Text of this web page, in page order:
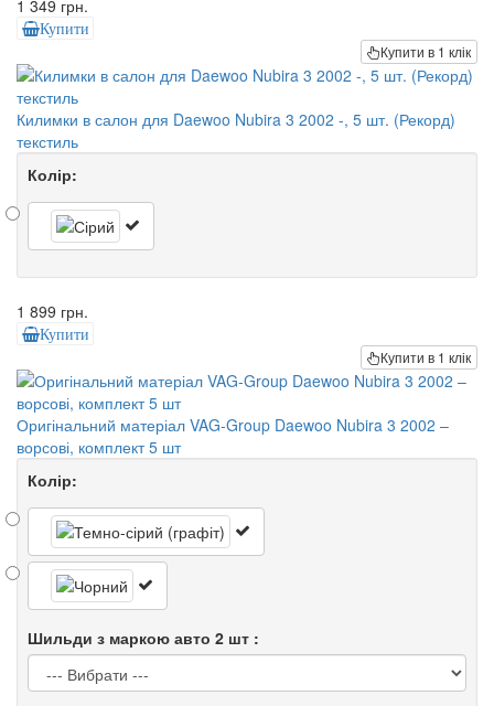
1 349 грн.
Купити
Купити в 1 клік
Килимки в салон для Daewoo Nubira 3 2002 -, 5 шт. (Рекорд)
текстиль
Колір:
1 899 грн.
Купити
Купити в 1 клік
Оригінальний матеріал VAG-Group Daewoo Nubira 3 2002 –
ворсові, комплект 5 шт
Колір:
Шильди з маркою авто 2 шт :